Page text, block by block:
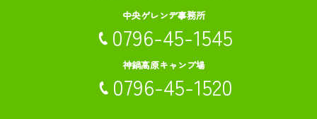
中央ゲレンデ事務所
0796-45-1545
神鍋高原キャンプ場
0796-45-1520